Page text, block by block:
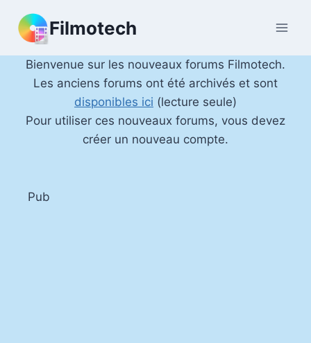
contenu
Filmotech
Bienvenue sur les nouveaux forums Filmotech.
Les anciens forums ont été archivés et sont
disponibles ici (lecture seule)
Pour utiliser ces nouveaux forums, vous devez
créer un nouveau compte.
Pub